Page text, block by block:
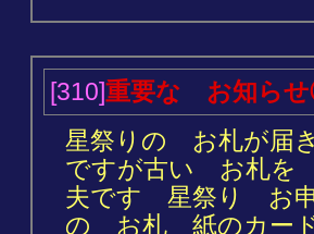
[310]重要な お知ら
星祭りの お札が
ですが古い お札を
夫です 星祭り お
の お札 紙のカード